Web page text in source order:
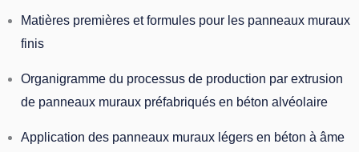
Matières premières et formules pour les panneaux muraux
finis
Organigramme du processus de production par extrusion
de panneaux muraux préfabriqués en béton alvéolaire
Application des panneaux muraux légers en béton à âme